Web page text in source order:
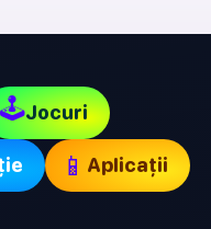
Jocuri
📱 Aplicații